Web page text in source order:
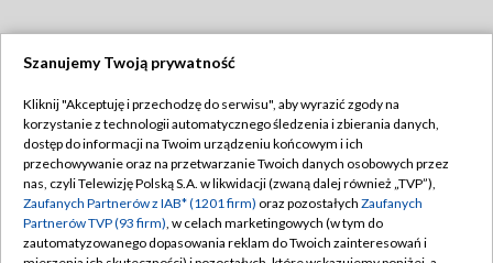
TVP
Abonament TVP
Emisja w TVP
Centrum informacji TVP
Regulamin TVP
Polityka prywatności
Moje zgody
Szanujemy Twoją prywatność
Kliknij "Akceptuję i przechodzę do serwisu", aby wyrazić zgody na
korzystanie z technologii automatycznego śledzenia i zbierania danych,
dostęp do informacji na Twoim urządzeniu końcowym i ich
przechowywanie oraz na przetwarzanie Twoich danych osobowych przez
nas, czyli Telewizję Polską S.A. w likwidacji (zwaną dalej również „TVP”),
Zaufanych Partnerów z IAB* (1201 firm) oraz pozostałych Zaufanych
Partnerów TVP (93 firm), w celach marketingowych (w tym do
zautomatyzowanego dopasowania reklam do Twoich zainteresowań i